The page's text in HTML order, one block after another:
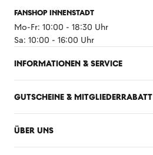
FANSHOP INNENSTADT
Mo-Fr: 10:00 - 18:30 Uhr
Sa: 10:00 - 16:00 Uhr
INFORMATIONEN & SERVICE
GUTSCHEINE & MITGLIEDERRABATT
ÜBER UNS